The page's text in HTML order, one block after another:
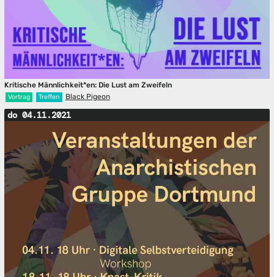
Kritische Männlichkeit*en: Die Lust am Zweifeln
Vortrag Treffen Black Pigeon
do 04.11.2021